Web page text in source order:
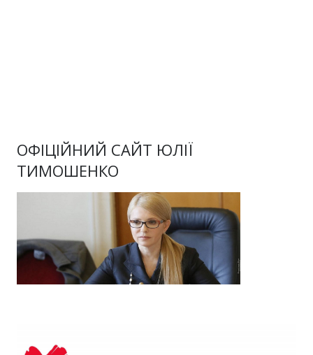
ОФІЦІЙНИЙ САЙТ ЮЛІЇ
ТИМОШЕНКО